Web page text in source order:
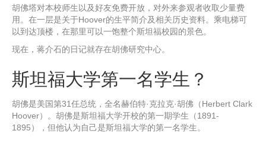
胡佛塔对本校师生以及好友免费开放，对外来参观者收取少量费
用。在一层是关于Hoover的生平简介及相关历史资料。乘电梯可
以到达顶楼，在那里可以一饱整个斯坦福校园的景色。
现在，蒋介石的日记就存在胡佛研究中心。
斯坦福大学第一名学生？
胡佛是美国第31任总统，全名赫伯特·克拉克·胡佛（Herbert Clark
Hoover）。胡佛是斯坦福大学开校的第一期学生（1891-
1895），但他认为自己是斯坦福大学的第一名学生。